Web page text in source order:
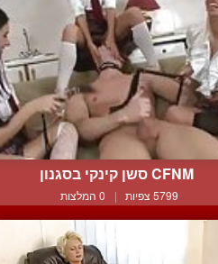
CFNM סשן קינקי בסגנון
5799 צפיות | 0 המלצות